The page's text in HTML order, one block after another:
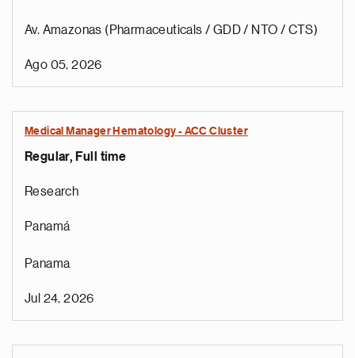
Av. Amazonas (Pharmaceuticals / GDD / NTO / CTS)
Ago 05, 2026
Medical Manager Hematology - ACC Cluster
Regular, Full time
Research
Panamá
Panama
Jul 24, 2026